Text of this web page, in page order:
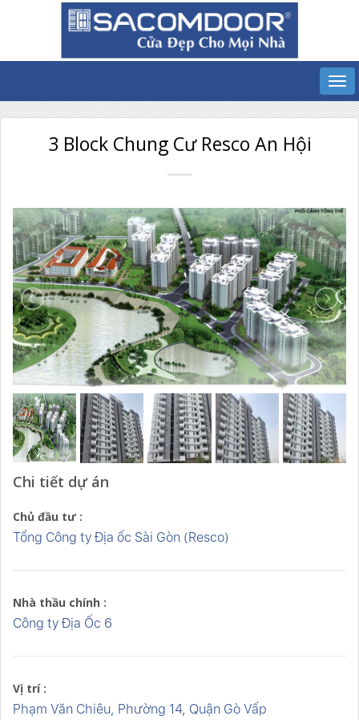
3 Block Chung Cư Resco An Hội
Chi tiết dự án
Chủ đầu tư :
Tổng Công ty Địa ốc Sài Gòn (Resco)
Nhà thầu chính :
Công ty Địa Ốc 6
Vị trí :
Phạm Văn Chiêu, Phường 14, Quận Gò Vấp